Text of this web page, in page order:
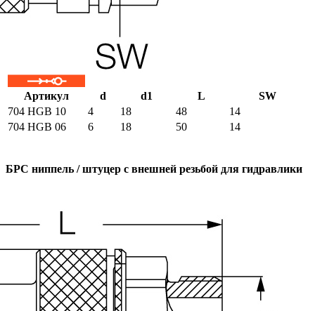
Артикул d d1 L
SW
704 HGB 10
4 18 48
14
704 HGB 06
6 18 50 14
БРС ниппель / штуцер с внешней резьбой для гидравлики